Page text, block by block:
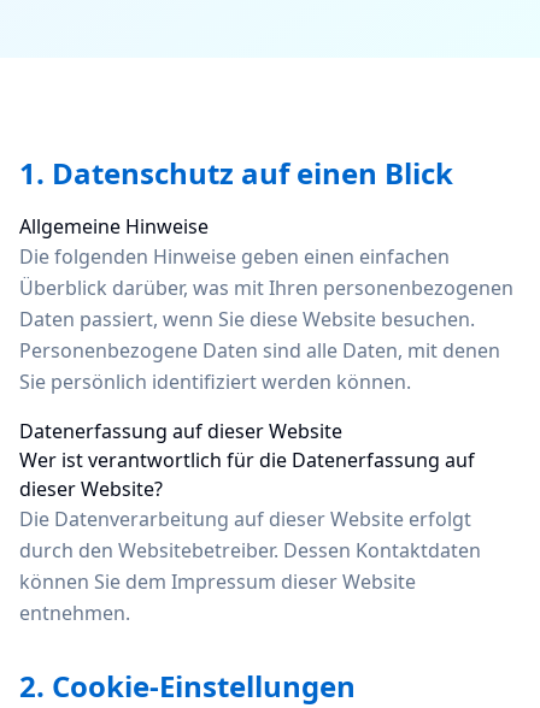
1. Datenschutz auf einen Blick
Allgemeine Hinweise
Die folgenden Hinweise geben einen einfachen
Überblick darüber, was mit Ihren personenbezogenen
Daten passiert, wenn Sie diese Website besuchen.
Personenbezogene Daten sind alle Daten, mit denen
Sie persönlich identifiziert werden können.
Datenerfassung auf dieser Website
Wer ist verantwortlich für die Datenerfassung auf
dieser Website?
Die Datenverarbeitung auf dieser Website erfolgt
durch den Websitebetreiber. Dessen Kontaktdaten
können Sie dem Impressum dieser Website
entnehmen.
2. Cookie-Einstellungen